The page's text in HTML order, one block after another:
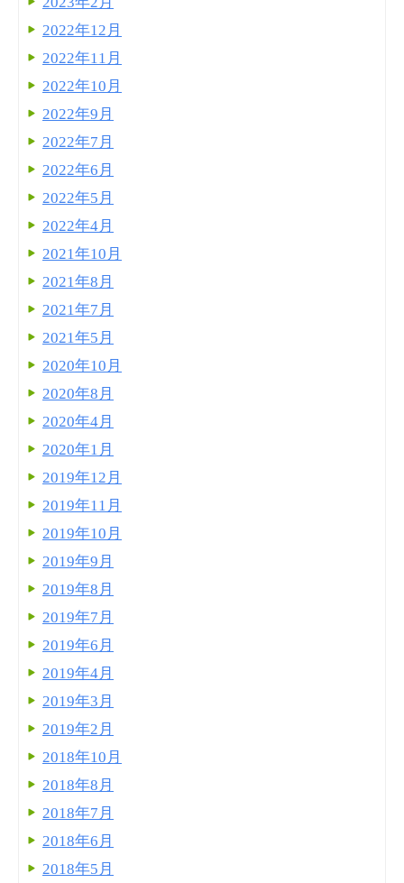
2022年12月
2022年11月
2022年10月
2022年9月
2022年7月
2022年6月
2022年5月
2022年4月
2021年10月
2021年8月
2021年7月
2021年5月
2020年10月
2020年8月
2020年4月
2020年1月
2019年12月
2019年11月
2019年10月
2019年9月
2019年8月
2019年7月
2019年6月
2019年4月
2019年3月
2019年2月
2018年10月
2018年8月
2018年7月
2018年6月
2018年5月